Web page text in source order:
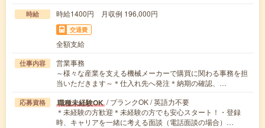
時給 時給1400円 月収例 196,000円
交通費
全額支給
仕事内容
営業事務
～様々な産業を支える機械メーカーで購買に関わる事務を担
当いただきます～＊仕入れ先へ発注＊納期の確認、…
応募資格 職種未経験OK / ブランクOK / 英語力不要
＊未経験の方歓迎＊未経験の方でも安心スタート！・登録
時、キャリアを一緒に考える面談（電話面談の場合）…